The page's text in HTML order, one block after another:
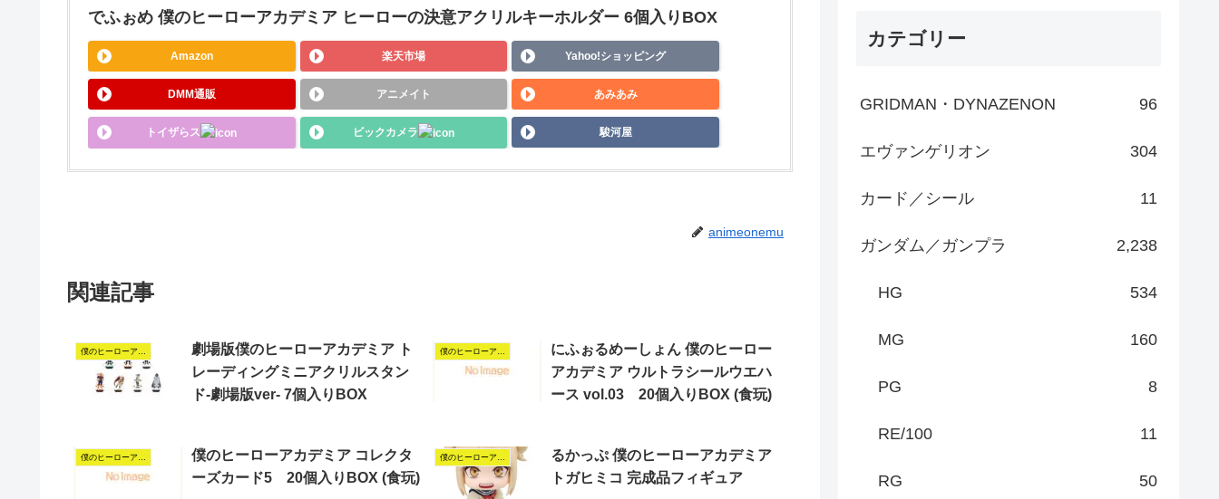
でふぉめ 僕のヒーローアカデミア ヒーローの決意アクリルキーホルダー 6個入りBOX
Amazon 楽天市場 Yahoo!ショッピング
DMM通販 アニメイト あみあみ
トイザらス ビックカメラ 駿河屋
animeonemu
関連記事
僕のヒーローアカデミア
劇場版僕のヒーローアカデミア ト
レーディングミニアクリルスタン
ド-劇場版ver- 7個入りBOX
僕のヒーローアカデミア
にふぉるめーしょん 僕のヒーロー
アカデミア ウルトラシールウエハ
ース vol.03 20個入りBOX (食玩)
僕のヒーローアカデミア
僕のヒーローアカデミア コレクタ
ーズカード5 20個入りBOX (食玩)
僕のヒーローアカデミア
るかっぷ 僕のヒーローアカデミア
トガヒミコ 完成品フィギュア
カテゴリー
GRIDMAN・DYNAZENON 96
エヴァンゲリオン 304
カード／シール 11
ガンダム／ガンプラ 2,238
HG 534
MG 160
PG 8
RE/100 11
RG 50